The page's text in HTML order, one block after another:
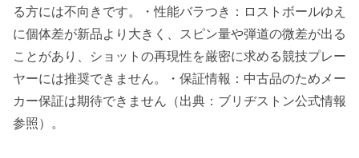
る方には不向きです。・性能バラつき：ロストボールゆえ
に個体差が新品より大きく、スピン量や弾道の微差が出る
ことがあり、ショットの再現性を厳密に求める競技プレー
ヤーには推奨できません。・保証情報：中古品のためメー
カー保証は期待できません（出典：ブリヂストン公式情報
参照）。